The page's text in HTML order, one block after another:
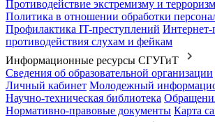
Противодействие экстремизму и
Политика в отношении обработки
Профилактика IT-преступлений Интернет-
противодействия слухам и фейкам
Информационные ресурсы СГУГиТ
Сведения об образовательной организации
Личный кабинет Молодежный
Научно-техническая библиотека
Нормативно-правовые документы Карта